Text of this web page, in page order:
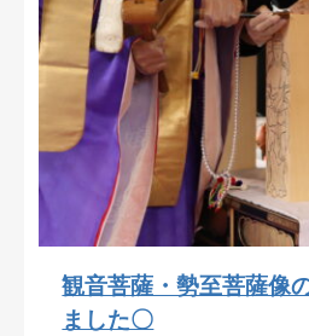
観音菩薩・勢至菩薩像
ました〇